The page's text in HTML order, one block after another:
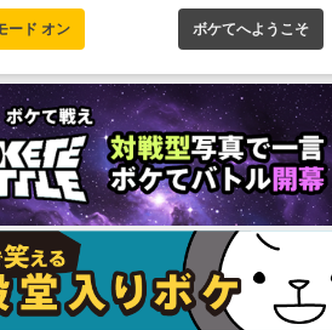
ード オン ボケてへようこそ